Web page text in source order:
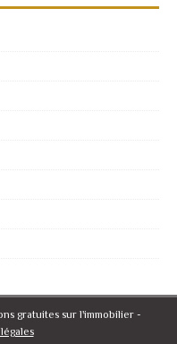
gratuites sur l'immobilier -